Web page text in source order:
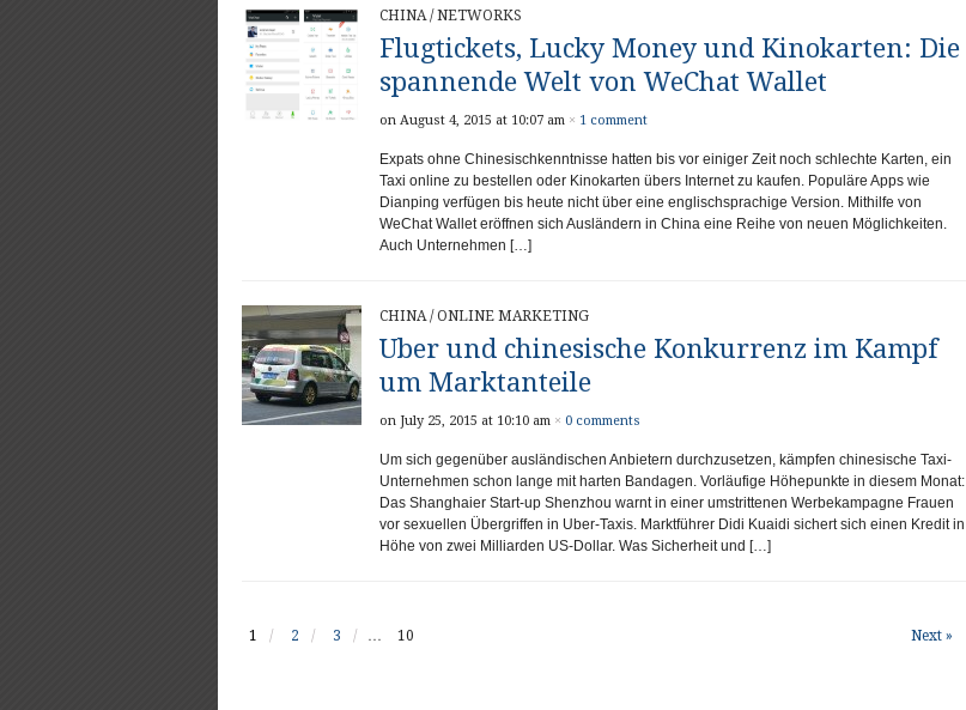
CHINA/ NETWORKS
Flugtickets, Lucky Money und Kinokarten: Die
spannende Welt von WeChat Wallet
on August 4, 2015 at 10:07 am × 1 comment
Expats ohne Chinesischkenntnisse hatten bis vor einiger Zeit noch schlechte Karten, ein
Taxi online zu bestellen oder Kinokarten übers Internet zu kaufen. Populäre Apps wie
Dianping verfügen bis heute nicht über eine englischsprachige Version. Mithilfe von
WeChat Wallet eröffnen sich Ausländern in China eine Reihe von neuen Möglichkeiten.
Auch Unternehmen […]
CHINA/ ONLINE MARKETING
Uber und chinesische Konkurrenz im Kampf
um Marktanteile
on July 25, 2015 at 10:10 am × 0 comments
Um sich gegenüber ausländischen Anbietern durchzusetzen, kämpfen chinesische Taxi-
Unternehmen schon lange mit harten Bandagen. Vorläufige Höhepunkte in diesem Monat:
Das Shanghaier Start-up Shenzhou warnt in einer umstrittenen Werbekampagne Frauen
vor sexuellen Übergriffen in Uber-Taxis. Marktführer Didi Kuaidi sichert sich einen Kredit in
Höhe von zwei Milliarden US-Dollar. Was Sicherheit und […]
1 2 3 … 10 Next »